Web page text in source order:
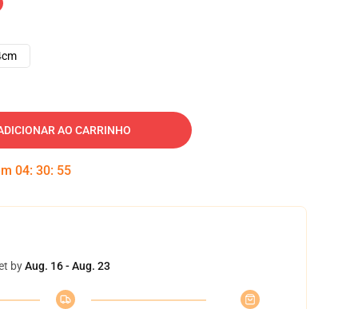
AO CARRINHO
04: 30: 54
byAug. 16 - Aug. 23